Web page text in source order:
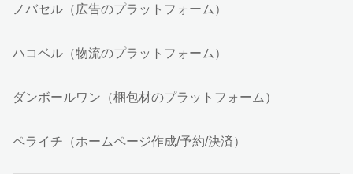
ノバセル（広告のプラットフォーム）
ハコベル（物流のプラットフォーム）
ダンボールワン（梱包材のプラットフォーム）
ペライチ（ホームページ作成/予約/決済）